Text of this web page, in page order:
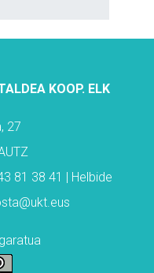
KOOP. ELK
27
81 38 41 | Helbide